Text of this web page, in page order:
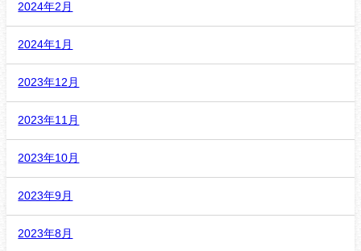
2024年2月
2024年1月
2023年12月
2023年11月
2023年10月
2023年9月
2023年8月